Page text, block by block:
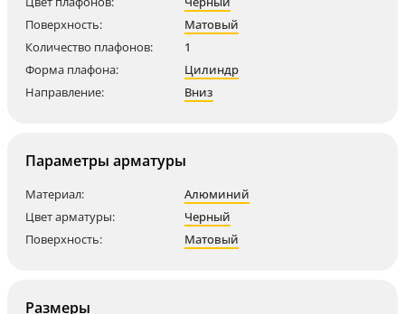
Поверхность:
Матовый
Количество плафонов:
1
Форма плафона:
Цилиндр
Направление:
Вниз
Параметры арматуры
Материал:
Алюминий
Цвет арматуры:
Черный
Поверхность:
Матовый
Размеры